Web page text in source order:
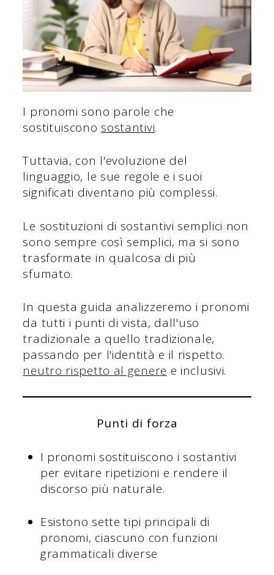
I pronomi sono parole che
sostituiscono sostantivi.
Tuttavia, con l'evoluzione del
linguaggio, le sue regole e i suoi
significati diventano più complessi.
Le sostituzioni di sostantivi semplici non
sono sempre così semplici, ma si sono
trasformate in qualcosa di più
sfumato.
In questa guida analizzeremo i pronomi
da tutti i punti di vista, dall'uso
tradizionale a quello tradizionale,
passando per l'identità e il rispetto.
neutro rispetto al genere e inclusivi.
Punti di forza
I pronomi sostituiscono i sostantivi
per evitare ripetizioni e rendere il
discorso più naturale.
Esistono sette tipi principali di
pronomi, ciascuno con funzioni
grammaticali diverse